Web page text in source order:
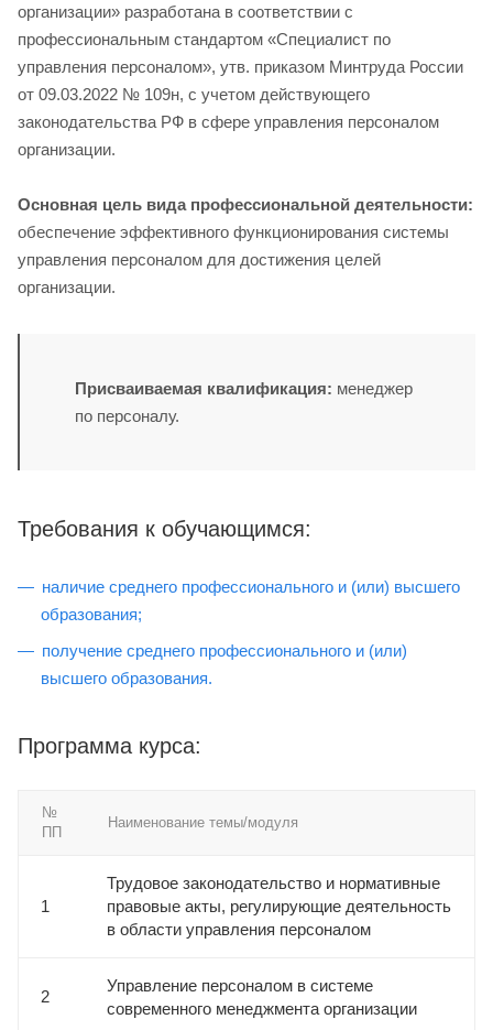
организации» разработана в соответствии с
профессиональным стандартом «Специалист по
управления персоналом», утв. приказом Минтруда России
от 09.03.2022 № 109н, с учетом действующего
законодательства РФ в сфере управления персоналом
организации.
Основная цель вида профессиональной деятельности:
обеспечение эффективного функционирования системы
управления персоналом для достижения целей
организации.
Присваиваемая квалификация: менеджер
по персоналу.
Требования к обучающимся:
наличие среднего профессионального и (или) высшего
образования;
получение среднего профессионального и (или)
высшего образования.
Программа курса:
№
ПП
Наименование темы/модуля
1
Трудовое законодательство и нормативные
правовые акты, регулирующие деятельность
в области управления персоналом
2
Управление персоналом в системе
современного менеджмента организации